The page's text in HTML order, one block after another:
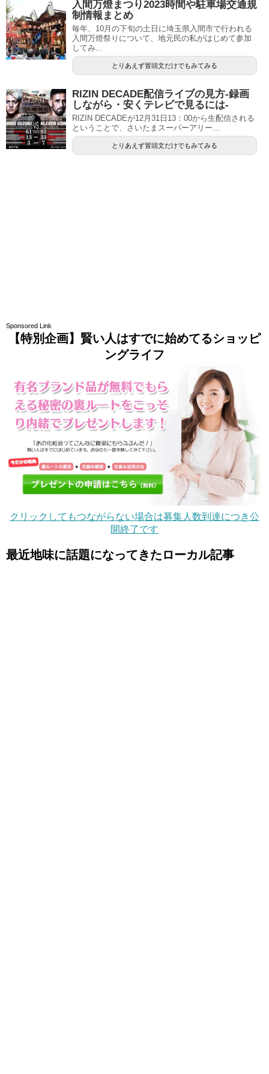
入間万燈まつり2023時間や駐車場交通規
制情報まとめ
毎年、10月の下旬の土日に埼玉県入間市で行われる
入間万燈祭りについて、地元民の私がはじめて参加
してみ...
とりあえず冒頭文だけでもみてみる
RIZIN DECADE配信ライブの見方-録画
しながら・安くテレビで見るには-
RIZIN DECADEが12月31日13：00から生配信される
ということで、さいたまスーパーアリー...
とりあえず冒頭文だけでもみてみる
Sponsored Link
【特別企画】賢い人はすでに始めてるショッピ
ングライフ
クリックしてもつながらない場合は募集人数到達につき公
開終了です
最近地味に話題になってきたローカル記事